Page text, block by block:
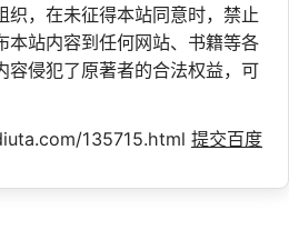
织，在未征得本站同意时，禁止
本站内容到任何网站、书籍等各
容侵犯了原著者的合法权益，可
135715.html 提交百度